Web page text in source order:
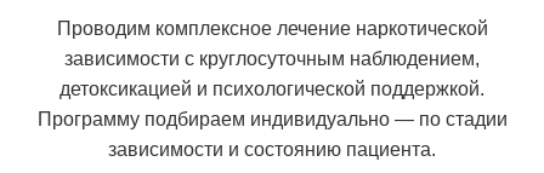
Проводим комплексное лечение наркотической
зависимости с круглосуточным наблюдением,
детоксикацией и психологической поддержкой.
Программу подбираем индивидуально — по стадии
зависимости и состоянию пациента.